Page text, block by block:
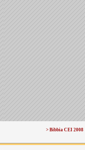
> Bibbia CEI 2008